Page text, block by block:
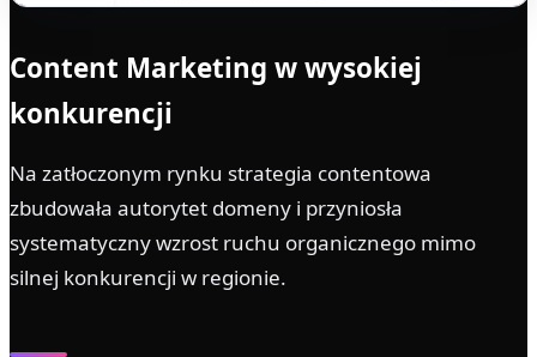
Content Marketing w wysokiej
konkurencji
Na zatłoczonym rynku strategia contentowa
zbudowała autorytet domeny i przyniosła
systematyczny wzrost ruchu organicznego mimo
silnej konkurencji w regionie.